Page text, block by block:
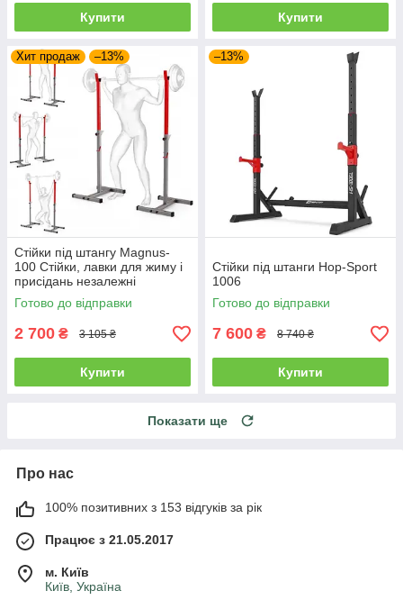
Купити Купити
Хит продаж –13%
Стійки під штангу Magnus-
100 Стійки, лавки для жиму і
присідань незалежні
регульовані
Готово до відправки
2 700 ₴ 3 105 ₴
Купити
–13%
Стійки під штанги Hop-Sport
1006
Готово до відправки
7 600 ₴ 8 740 ₴
Купити
Показати ще
Про нас
100% позитивних з 153 відгуків за рік
Працює з 21.05.2017
м. Київ
Київ, Україна